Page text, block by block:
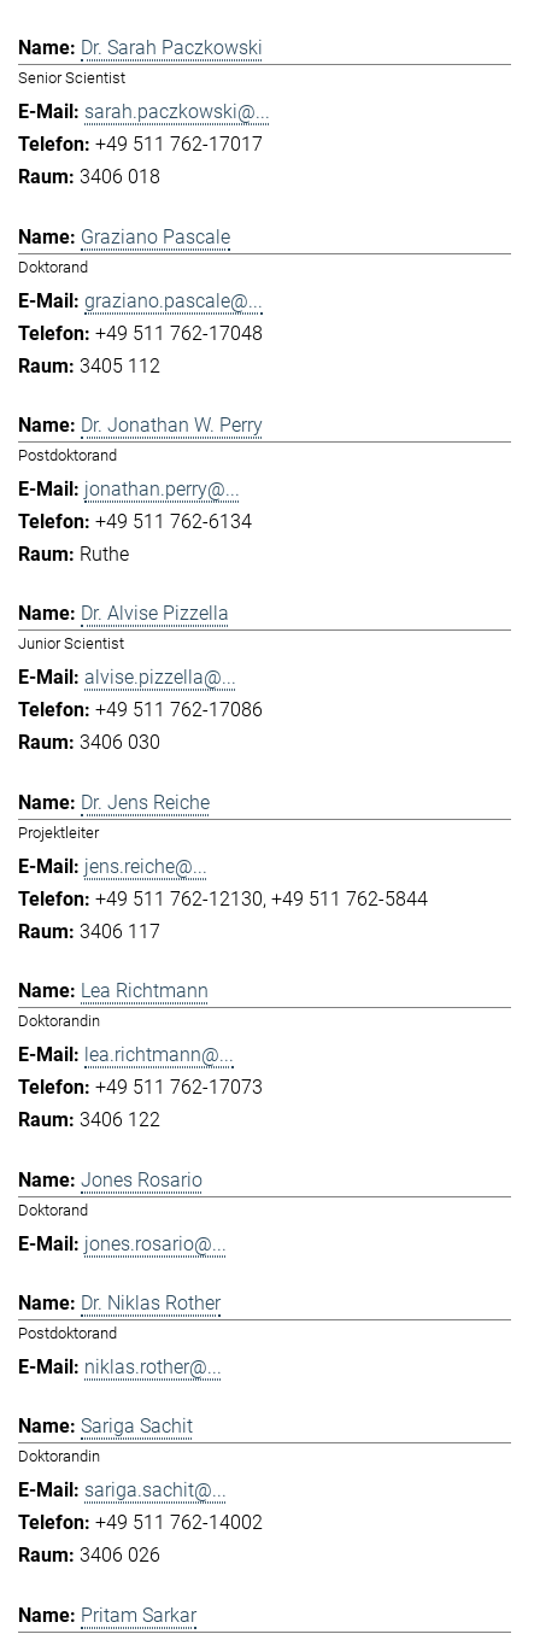
Dr. Sarah Paczkowski
Senior Scientist
sarah.paczkowski@...
+49 511 762-17017
3406 018
Graziano Pascale
Doktorand
graziano.pascale@...
+49 511 762-17048
3405 112
Dr. Jonathan W. Perry
Postdoktorand
jonathan.perry@...
+49 511 762-6134
Ruthe
Dr. Alvise Pizzella
Junior Scientist
alvise.pizzella@...
+49 511 762-17086
3406 030
Dr. Jens Reiche
Projektleiter
jens.reiche@...
+49 511 762-12130 +49 511 762-5844
3406 117
Lea Richtmann
Doktorandin
lea.richtmann@...
+49 511 762-17073
3406 122
Jones Rosario
Doktorand
jones.rosario@...
Dr. Niklas Rother
Postdoktorand
niklas.rother@...
Sariga Sachit
Doktorandin
sariga.sachit@...
+49 511 762-14002
3406 026
Pritam Sarkar